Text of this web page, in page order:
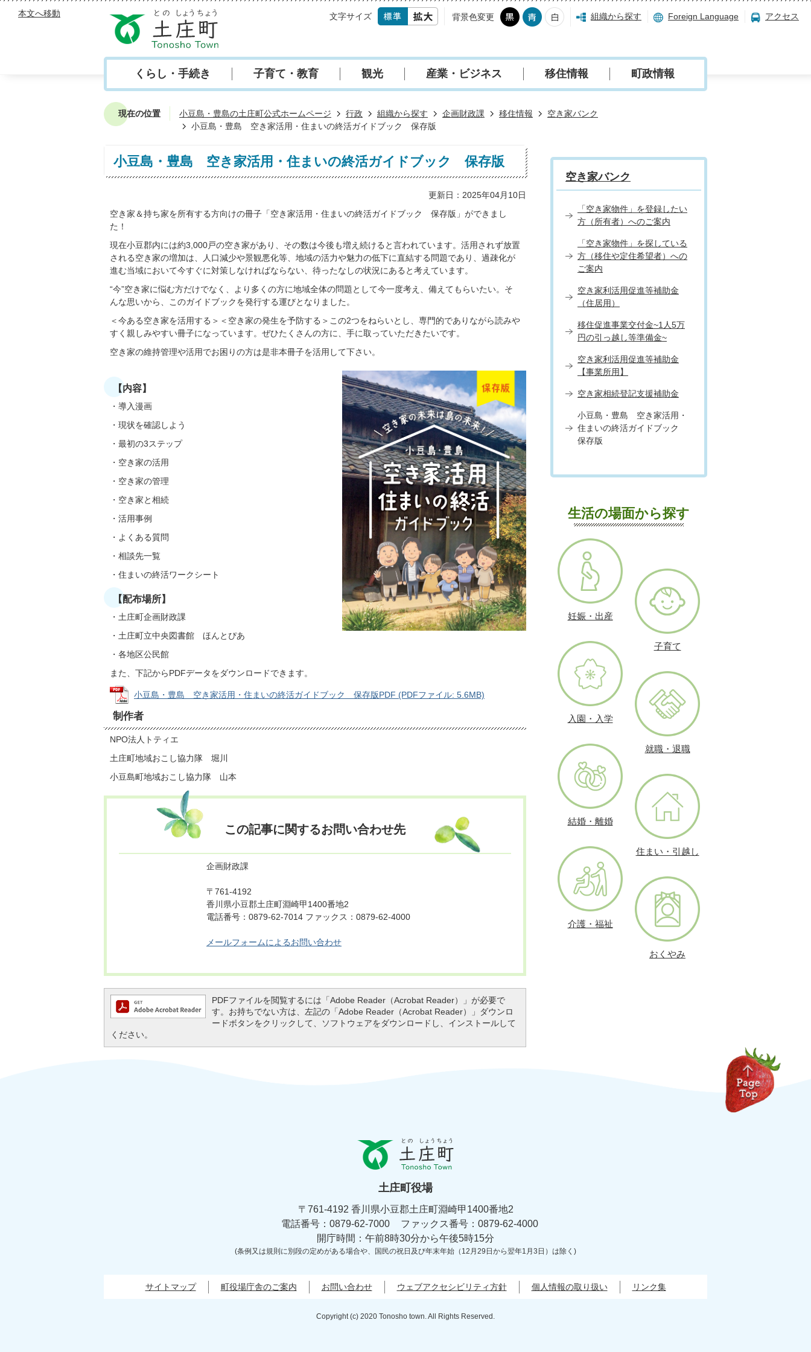
本文へ移動 文字サイズ 背景色変更 組織から探す Foreign Language アクセス
くらし・手続き 子育て・教育 観光 産業・ビジネス 移住情報 町政情報
現在の位置 小豆島・豊島の土庄町公式ホームページ 行政 組織から探す 企画財政課 移住情報
空き家バンク
小豆島・豊島 空き家活用・住まいの終活ガイドブック 保存版
小豆島・豊島 空き家活用・住まいの終活ガイドブック 保存版
更新日：2025年04月10日
空き家＆持ち家を所有する方向けの冊子「空き家活用・住まいの終活ガイドブック 保存版」ができまし
た！
現在小豆郡内には約3,000戸の空き家があり、その数は今後も増え続けると言われています。活用されず放置
される空き家の増加は、人口減少や景観悪化等、地域の活力や魅力の低下に直結する問題であり、過疎化が
進む当域において今すぐに対策しなければならない、待ったなしの状況にあると考えています。
“今”空き家に悩む方だけでなく、より多くの方に地域全体の問題として今一度考え、備えてもらいたい。そ
んな思いから、このガイドブックを発行する運びとなりました。
＜今ある空き家を活用する＞＜空き家の発生を予防する＞この2つをねらいとし、専門的でありながら読みや
すく親しみやすい冊子になっています。ぜひたくさんの方に、手に取っていただきたいです。
空き家の維持管理や活用でお困りの方は是非本冊子を活用して下さい。
【内容】
・導入漫画
・現状を確認しよう
・最初の3ステップ
・空き家の活用
・空き家の管理
・空き家と相続
・活用事例
・よくある質問
・相談先一覧
・住まいの終活ワークシート
【配布場所】
・土庄町企画財政課
・土庄町立中央図書館 ほんとぴあ
・各地区公民館
また、下記からPDFデータをダウンロードできます。
小豆島・豊島 空き家活用・住まいの終活ガイドブック 保存版PDF (PDFファイル: 5.6MB)
制作者
NPO法人トティエ
土庄町地域おこし協力隊 堀川
小豆島町地域おこし協力隊 山本
この記事に関するお問い合わせ先
企画財政課
〒761-4192
香川県小豆郡土庄町淵崎甲1400番地2
電話番号：0879-62-7014 ファックス：0879-62-4000
メールフォームによるお問い合わせ
PDFファイルを閲覧するには「Adobe Reader（Acrobat Reader）」が必要で
す。お持ちでない方は、左記の「Adobe Reader（Acrobat Reader）」ダウンロ
ードボタンをクリックして、ソフトウェアをダウンロードし、インストールして
ください。
空き家バンク
「空き家物件」を登録したい
方（所有者）へのご案内
「空き家物件」を探している
方（移住や定住希望者）への
ご案内
空き家利活用促進等補助金
（住居用）
移住促進事業交付金~1人5万
円の引っ越し等準備金~
空き家利活用促進等補助金
【事業所用】
空き家相続登記支援補助金
小豆島・豊島 空き家活用・
住まいの終活ガイドブック
保存版
生活の場面から探す
妊娠・出産
子育て
入園・入学
就職・退職
結婚・離婚
住まい・引越し
介護・福祉
おくやみ
と
の
し
ょ
う
土
庄
町
土庄町役場
〒761-4192 香川県小豆郡土庄町淵崎甲1400番地2
電話番号：0879-62-7000
ファックス番号：0879-62-4000
開庁時間：午前8時30分から午後5時15分
(条例又は規則に別段の定めがある場合や、 国民の祝日及び年末年始（12月29日から翌年1月3日）は除く)
サイトマップ 町役場庁舎のご案内 お問い合わせ ウェブアクセシビリティ方針 個人情報の取り扱い リンク集
Copyright (c) 2020 Tonosho town. All Rights Reserved.